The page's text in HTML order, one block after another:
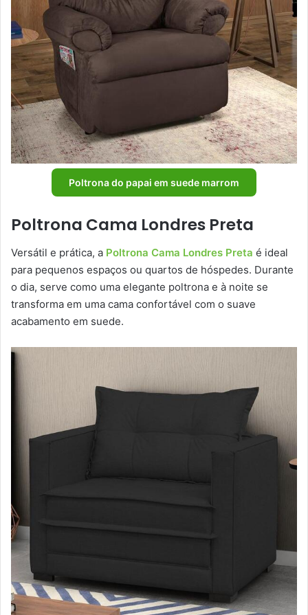
Poltrona do papai em suede marrom
Poltrona Cama Londres Preta
Versátil e prática, a Poltrona Cama Londres Preta é ideal
para pequenos espaços ou quartos de hóspedes. Durante
o dia, serve como uma elegante poltrona e à noite se
transforma em uma cama confortável com o suave
acabamento em suede.